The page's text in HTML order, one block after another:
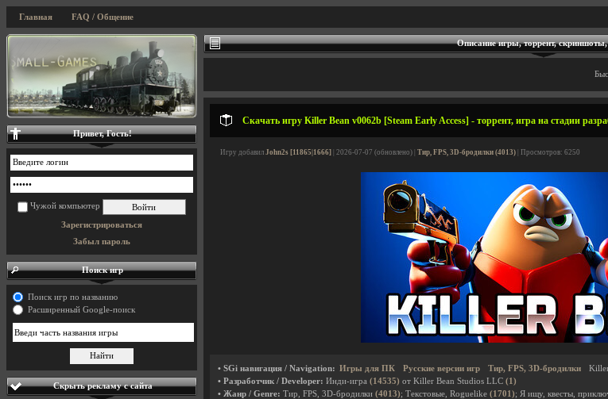
Главная FAQ / Общение
Описание игры, торрент, скриншоты,
Скачать игру Killer Bean v0062b [Steam Early Access] - торрент, игра на стадии
Игру добавил John2s [11865|1666] | 2026-07-07 (обновлено) | Тир, FPS, 3D-бродилки (4013) | Просмотров: 6250
• SGi навигация / Navigation: Игры для ПК Русские версии игр Тир, FPS, 3D-бродилки
• Разработчик / Developer: Инди-игра (14535) от Killer Bean Studios LLC (1)
• Жанр / Genre: Тир, FPS, 3D-бродилки (4013); Текстовые, Roguelike (1701); Я ищу, квесты,
Привет, Гость!
Чужой компьютер
Зарегистрироваться
Забыл пароль
Поиск игр
Поиск игр по названию
Расширенный Google-поиск
Скрыть рекламу с сайта